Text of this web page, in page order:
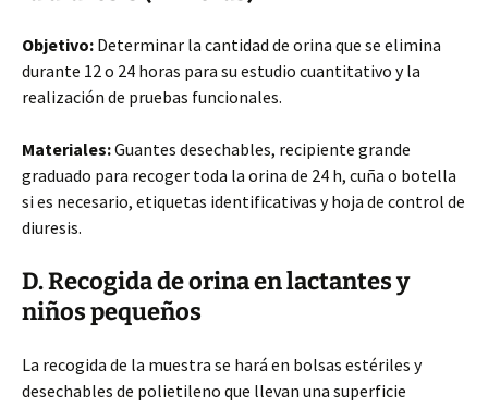
Objetivo: Determinar la cantidad de orina que se elimina
durante 12 o 24 horas para su estudio cuantitativo y la
realización de pruebas funcionales.
Materiales:Guantes desechables, recipiente grande
graduado para recoger toda la orina de 24 h, cuña o botella
si es necesario, etiquetas identificativas y hoja de control de
diuresis.
D. Recogida de orina en lactantes y
niños pequeños
La recogida de la muestra se hará en bolsas estériles y
desechables de polietileno que llevan una superficie